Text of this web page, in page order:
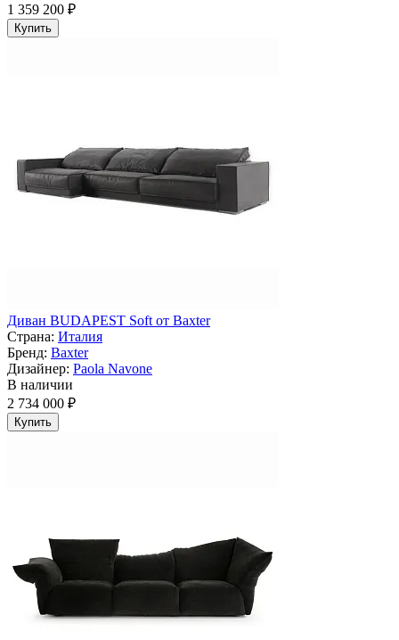
1 359 200 ₽
Купить
Диван BUDAPEST Soft от Baxter
Страна: Италия
Бренд: Baxter
Дизайнер: Paola Navone
В наличии
2 734 000 ₽
Купить